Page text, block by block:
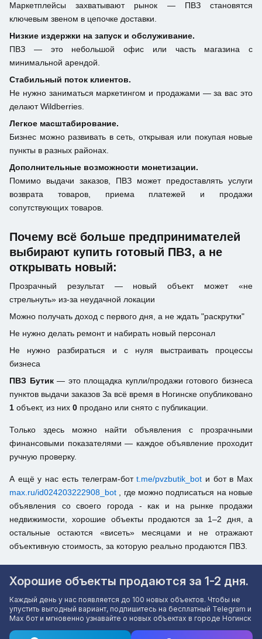
Маркетплейсы захватывают рынок — ПВЗ становятся
ключевым звеном в цепочке доставки.
Низкие издержки на запуск и обслуживание.
ПВЗ — это небольшой офис или часть магазина с
минимальной арендой.
Стабильный поток клиентов.
Не нужно заниматься маркетингом и продажами — за вас это
делают Wildberries.
Легкое масштабирование.
Бизнес можно развивать в сеть, открывая или покупая новые
пункты в разных районах.
Дополнительные возможности монетизации.
Помимо выдачи заказов, ПВЗ может предоставлять услуги
возврата товаров, приема платежей и продажи
сопутствующих товаров.
Почему всё больше предпринимателей
выбирают купить готовый ПВЗ, а не
открывать новый:
Прозрачный результат — новый объект может «не
стрельнуть» из-за неудачной локации
Можно получать доход с первого дня, а не ждать "раскрутки"
Не нужно делать ремонт и набирать новый персонал
Не нужно разбираться и с нуля выстраивать процессы
бизнеса
ПВЗ Бутик— это площадка купли/продажи готового бизнеса
пунктов выдачи заказов За всё время в Ногинске опубликовано
1 объект, из них 0 продано или снято с публикации.
Только здесь можно найти объявления с прозрачными
финансовыми показателями — каждое объявление проходит
ручную проверку.
А ещё у нас есть телеграм-ботt.me/pvzbutik_bot и бот в Max
max.ru/id024203222908_bot
, где можно подписаться на новые
объявления со своего города - как и на рынке продажи
недвижимости, хорошие объекты продаются за 1–2 дня, а
остальные остаются «висеть» месяцами и не отражают
объективную стоимость, за которую реально продаются ПВЗ.
Хорошие объекты продаются за 1-2 дня.
Каждый день у нас появляется до 100 новых объектов. Чтобы не
упустить выгодный вариант, подпишитесь на бесплатный Telegram и
Max бот и мгновенно узнавайте о новых объектах в городе Ногинск